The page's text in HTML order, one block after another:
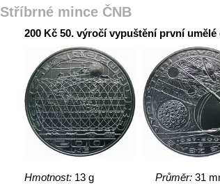
Stříbrné mince ČNB
200 Kč 50. výročí vypuštění první umělé
Hmotnost: 13 g Průměr: 31